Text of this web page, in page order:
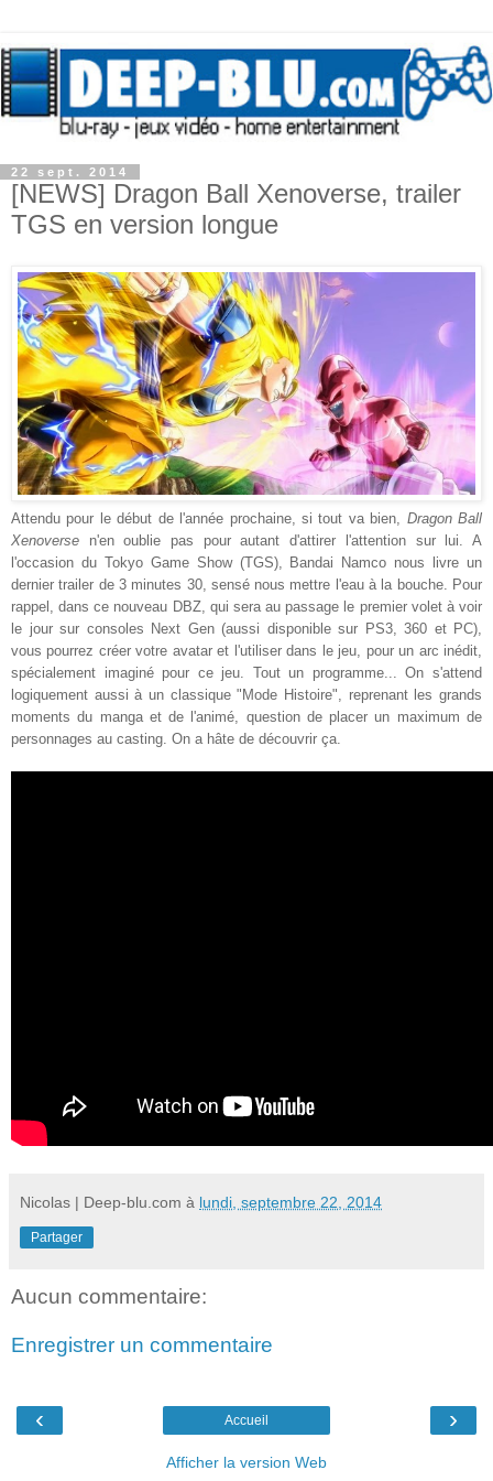
22 sept. 2014
[NEWS] Dragon Ball Xenoverse, trailer
TGS en version longue
Attendu pour le début de l'année prochaine, si tout va bien, Dragon Ball
Xenoverse n'en oublie pas pour autant d'attirer l'attention sur lui. A
l'occasion du Tokyo Game Show (TGS), Bandai Namco nous livre un
dernier trailer de 3 minutes 30, sensé nous mettre l'eau à la bouche. Pour
rappel, dans ce nouveau DBZ, qui sera au passage le premier volet à voir
le jour sur consoles Next Gen (aussi disponible sur PS3, 360 et PC),
vous pourrez créer votre avatar et l'utiliser dans le jeu, pour un arc inédit,
spécialement imaginé pour ce jeu. Tout un programme... On s'attend
logiquement aussi à un classique "Mode Histoire", reprenant les grands
moments du manga et de l'animé, question de placer un maximum de
personnages au casting. On a hâte de découvrir ça.
Nicolas | Deep-blu.com à lundi, septembre 22, 2014
Partager
Aucun commentaire:
Enregistrer un commentaire
‹ ›
Accueil
Afficher la version Web